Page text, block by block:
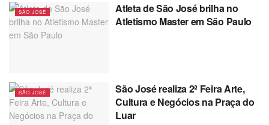
SÃO JOSÉ
Atleta de São José brilha no
Atletismo Master em São Paulo
SÃO JOSÉ
São José realiza 2ª Feira Arte,
Cultura e Negócios na Praça do
Luar